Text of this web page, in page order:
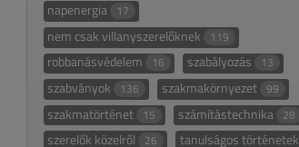
napenergia 17
nem csak villanyszerelőknek 119
robbanásvédelem 16 szabályozás 13
szabványok 136 szakmakörnyezet 99
szakmatörténet 15 számítástechnika 28
szerelők közelről 26 tanulságos történetek